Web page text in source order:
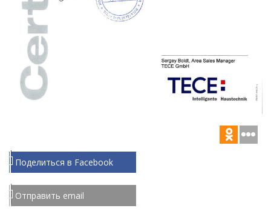
Поделиться в Facebook
Отправить email